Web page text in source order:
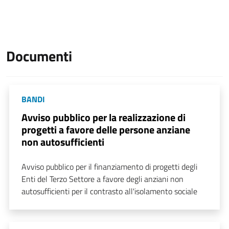
Documenti
BANDI
Avviso pubblico per la realizzazione di
progetti a favore delle persone anziane
non autosufficienti
Avviso pubblico per il finanziamento di progetti degli
Enti del Terzo Settore a favore degli anziani non
autosufficienti per il contrasto all'isolamento sociale